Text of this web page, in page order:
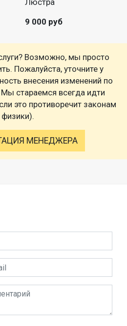
Люстра
9 000 руб
Возможно, мы просто
Пожалуйста, уточните у
внесения изменений по
стараемся всегда идти
это противоречит законам
физики).
МЕНЕДЖЕРА